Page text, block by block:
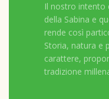
Il nostro intento
della Sabina e
rende così
Storia, natura e
carattere,
tradizione